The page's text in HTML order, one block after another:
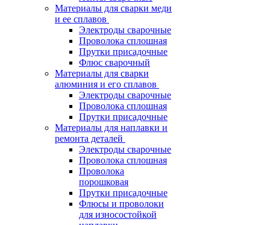
Материалы для сварки меди
и ее сплавов
Электроды сварочные
Проволока сплошная
Прутки присадочные
Флюс сварочный
Материалы для сварки
алюминия и его сплавов
Электроды сварочные
Проволока сплошная
Прутки присадочные
Материалы для наплавки и
ремонта деталей
Электроды сварочные
Проволока сплошная
Проволока
порошковая
Прутки присадочные
Флюсы и проволоки
для износостойкой